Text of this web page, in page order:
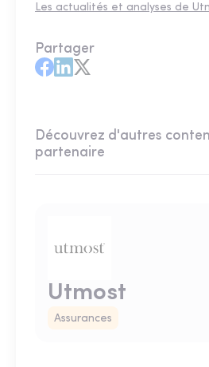
Les actualités et analyses de
Partager
Découvrez d'autres
partenaire
Utmost
Assurances